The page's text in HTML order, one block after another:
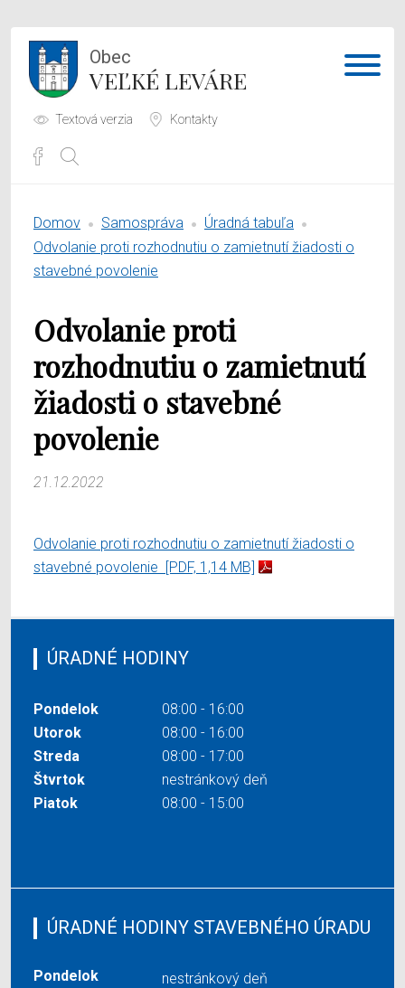
Obec
VEĽKÉ LEVÁRE
Textová verzia Kontakty
Samospráva
O obci
Domov Samospráva
Úradná tabuľa
Odvolanie proti rozhodnutiu o zamietnutí žiadosti o
stavebné povolenie
Odvolanie proti
rozhodnutiu o zamietnutí
žiadosti o stavebné
povolenie
21.12.2022
Odvolanie proti rozhodnutiu o zamietnutí žiadosti o
stavebné povolenie [PDF, 1,14 MB]
ÚRADNÉ HODINY
Pondelok
08:00 - 16:00
Utorok
08:00 - 16:00
Streda
08:00 - 17:00
Štvrtok
nestránkový deň
Piatok
08:00 - 15:00
ÚRADNÉ HODINY STAVEBNÉHO ÚRADU
Pondelok
nestránkový deň